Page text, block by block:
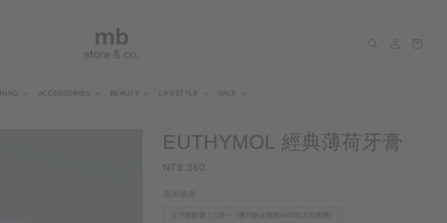
ACCESSORIES BEAUTY LIFESTYLE SALE
EUTHYMOL 經典薄荷牙膏
Regular
NT$ 360
適用優惠